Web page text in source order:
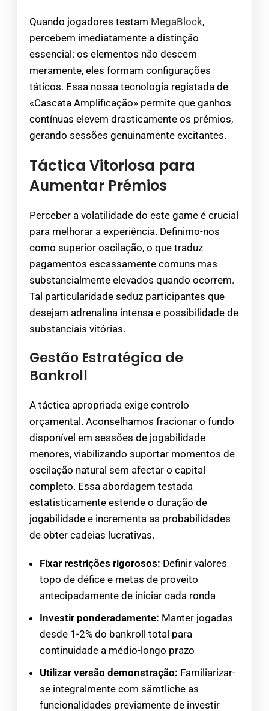
Quando jogadores testam MegaBlock,
percebem imediatamente a distinção
essencial: os elementos não descem
meramente, eles formam configurações
táticos. Essa nossa tecnologia registada de
«Cascata Amplificação» permite que ganhos
contínuas elevem drasticamente os prémios,
gerando sessões genuinamente excitantes.
Táctica Vitoriosa para
Aumentar Prémios
Perceber a volatilidade do este game é crucial
para melhorar a experiência. Definimo-nos
como superior oscilação, o que traduz
pagamentos escassamente comuns mas
substancialmente elevados quando ocorrem.
Tal particularidade seduz participantes que
desejam adrenalina intensa e possibilidade de
substanciais vitórias.
Gestão Estratégica de
Bankroll
A táctica apropriada exige controlo
orçamental. Aconselhamos fracionar o fundo
disponível em sessões de jogabilidade
menores, viabilizando suportar momentos de
oscilação natural sem afectar o capital
completo. Essa abordagem testada
estatisticamente estende o duração de
jogabilidade e incrementa as probabilidades
de obter cadeias lucrativas.
Fixar restrições rigorosos: Definir valores
topo de défice e metas de proveito
antecipadamente de iniciar cada ronda
Investir ponderadamente: Manter jogadas
desde 1-2% do bankroll total para
continuidade a médio-longo prazo
Utilizar versão demonstração: Familiarizar-
se integralmente com sämtliche as
funcionalidades previamente de investir